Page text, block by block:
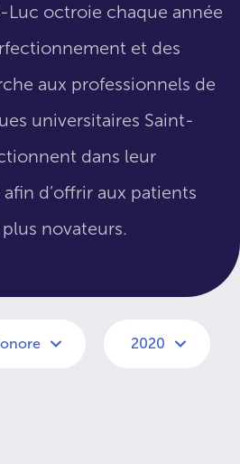
Luc octroie chaque année
et des
aux professionnels de
universitaires Saint-
dans leur
d’offrir aux patients
novateurs.
2020